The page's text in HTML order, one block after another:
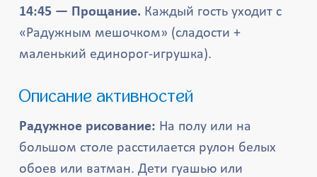
14:45 — Прощание. Каждый гость уходит с
«Радужным мешочком» (сладости +
маленький единорог-игрушка).
Описание активностей
Радужное рисование: На полу или на
большом столе расстилается рулон белых
обоев или ватман. Дети гуашью или